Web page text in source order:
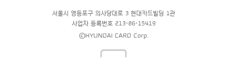
서울시 영등포구 의사당대로 3 현대카드빌딩 1관
사업자 등록번호 213-86-15419
©HYUNDAI CARD Corp.